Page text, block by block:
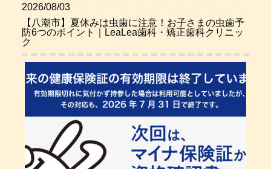
2026/08/03
【八潮市】夏休みは虫歯に注意！お子さまの虫歯予
防6つのポイント｜LeaLea歯科・矯正歯科クリニッ
ク